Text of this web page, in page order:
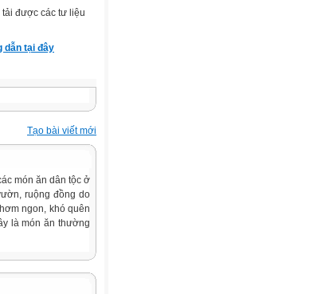
được các tư liệu
dẫn tại đây
Tạo bài viết mới
món ăn dân tộc ở
ruộng đồng do
ngon, khó quên
là món ăn thường